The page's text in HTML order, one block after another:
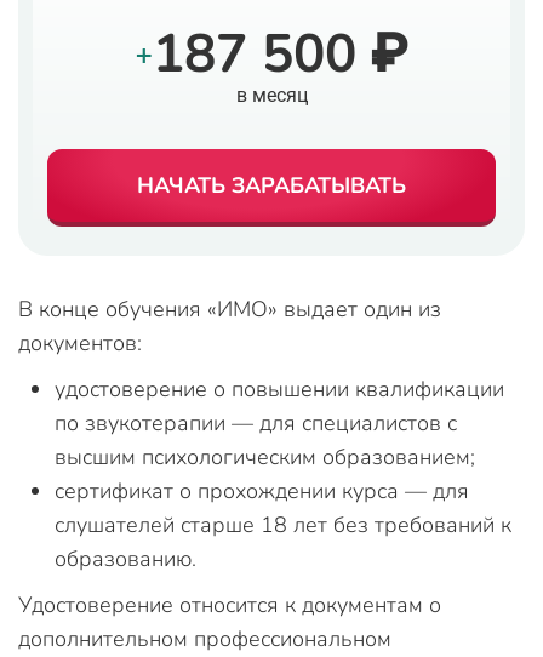
+187 500 ₽
в месяц
НАЧАТЬ ЗАРАБАТЫВАТЬ
В конце обучения «ИМО» выдает один из
документов:
удостоверение о повышении квалификации
по звукотерапии — для специалистов с
высшим психологическим образованием;
сертификат о прохождении курса — для
слушателей старше 18 лет без требований к
образованию.
Удостоверение относится к документам о
дополнительном профессиональном